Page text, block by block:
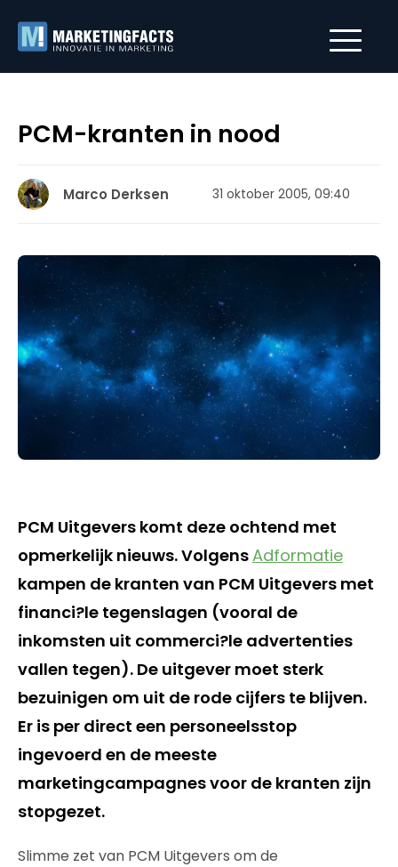
PCM-kranten in nood
Marco Derksen 31 oktober 2005, 09:40
PCM Uitgevers komt deze ochtend met
opmerkelijk nieuws. VolgensAdformatie
kampen de kranten van PCM Uitgevers met
financi?le tegenslagen (vooral de
inkomsten uit commerci?le advertenties
vallen tegen). De uitgever moet sterk
bezuinigen om uit de rode cijfers te blijven.
Er is per direct een personeelsstop
ingevoerd en de meeste
marketingcampagnes voor de kranten zijn
stopgezet.
Slimme zet van PCM Uitgevers om de